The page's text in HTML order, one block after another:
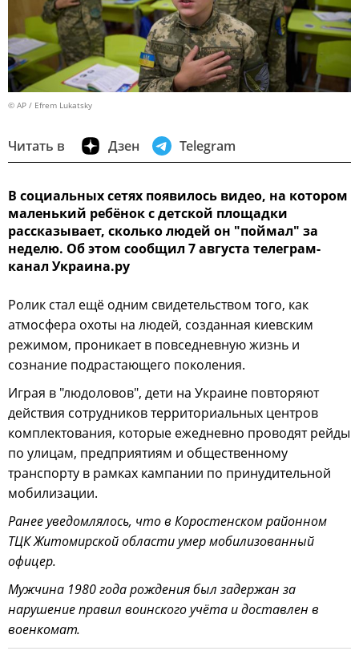
© AP / Efrem Lukatsky
Читать в Дзен Telegram
В социальных сетях появилось видео, на котором
маленький ребёнок с детской площадки
рассказывает, сколько людей он "поймал" за
неделю. Об этом сообщил 7 августа телеграм-
канал Украина.ру
Ролик стал ещё одним свидетельством того, как
атмосфера охоты на людей, созданная киевским
режимом, проникает в повседневную жизнь и
сознание подрастающего поколения.
Играя в "людоловов", дети на Украине повторяют
действия сотрудников территориальных центров
комплектования, которые ежедневно проводят рейды
по улицам, предприятиям и общественному
транспорту в рамках кампании по принудительной
мобилизации.
Ранее уведомлялось, что в Коростенском районном
ТЦК Житомирской области умер мобилизованный
офицер.
Мужчина 1980 года рождения был задержан за
нарушение правил воинского учёта и доставлен в
военкомат.